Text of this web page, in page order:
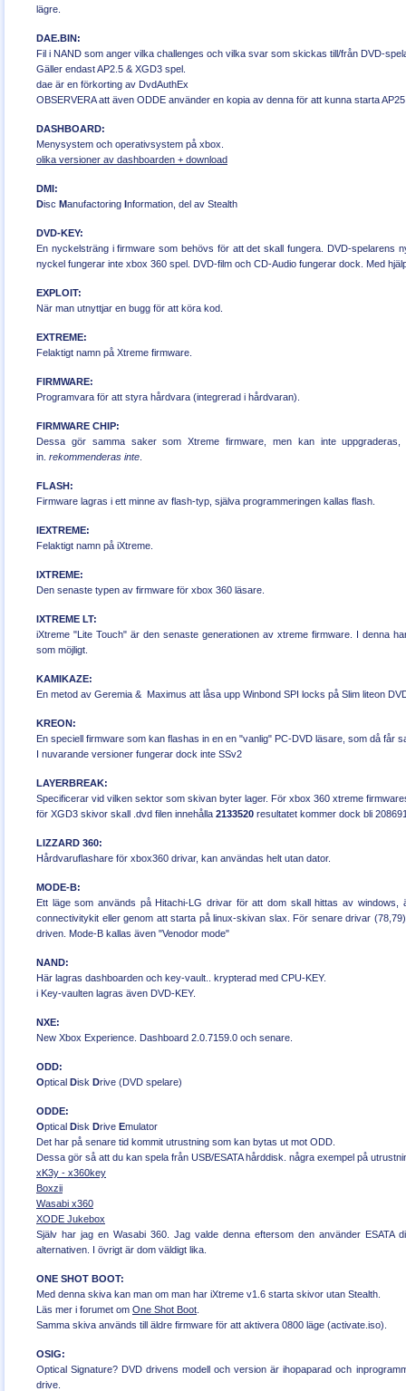
lägre.
DAE.BIN:
Fil i NAND som anger vilka challenges och vilka svar som skickas till/från DVD-
Gäller endast AP2.5 & XGD3 spel.
dae är en förkorting av DvdAuthEx
OBSERVERA att även ODDE använder en kopia av denna för att kunna starta
DASHBOARD:
Menysystem och operativsystem på xbox.
olika versioner av dashboarden + download
DMI:
Disc Manufactoring Information, del av Stealth
DVD-KEY:
En nyckelsträng i firmware som behövs för att det skall fungera. DVD-spelarens
nyckel fungerar inte xbox 360 spel. DVD-film och CD-Audio fungerar dock. Med
EXPLOIT:
När man utnyttjar en bugg för att köra kod.
EXTREME:
Felaktigt namn på Xtreme firmware.
FIRMWARE:
Programvara för att styra hårdvara (integrerad i hårdvaran).
FIRMWARE CHIP:
Dessa gör samma saker som Xtreme firmware, men kan inte
in. rekommenderas inte
FLASH:
Firmware lagras i ett minne av flash-typ, själva programmeringen kallas flash.
IEXTREME:
Felaktigt namn på iXtreme.
IXTREME:
Den senaste typen av firmware för xbox 360 läsare.
IXTREME LT:
iXtreme "Lite Touch" är den senaste generationen av xtreme firmware. I denna
som möjligt.
KAMIKAZE:
En metod av Geremia & Maximus att låsa upp Winbond SPI locks på Slim liteon
KREON:
En speciell firmware som kan flashas in en en "vanlig" PC-DVD läsare, som då får
I nuvarande versioner fungerar dock inte SSv2
LAYERBREAK:
Specificerar vid vilken sektor som skivan byter lager. För xbox 360 xtreme
för XGD3 skivor skall .dvd filen innehålla 2133520 resultatet kommer dock bli
LIZZARD 360:
Hårdvaruflashare för xbox360 drivar, kan användas helt utan dator.
MODE-B:
Ett läge som används på Hitachi-LG drivar för att dom skall hittas av
connectivitykit eller genom att starta på linux-skivan slax. För senare drivar
driven. Mode-B kallas även "Venodor mode"
NAND:
Här lagras dashboarden och key-vault.. krypterad med CPU-KEY.
i Key-vaulten lagras även DVD-KEY.
NXE:
New Xbox Experience. Dashboard 2.0.7159.0 och senare.
ODD:
Optical Disk Drive (DVD spelare)
ODDE:
Optical Disk Drive Emulator
Det har på senare tid kommit utrustning som kan bytas ut mot ODD.
Dessa gör så att du kan spela från USB/ESATA hårddisk. några exempel på
xK3y - x360key
Boxzii
Wasabi x360
XODE Jukebox
Själv har jag en Wasabi 360. Jag valde denna eftersom den använder
alternativen. I övrigt är dom väldigt lika.
ONE SHOT BOOT:
Med denna skiva kan man om man har iXtreme v1.6 starta skivor utan Stealth.
Läs mer i forumet om One Shot Boot
Samma skiva används till äldre firmware för att aktivera 0800 läge (activate.iso).
OSIG:
Optical Signature? DVD drivens modell och version är ihopaparad och
drive.